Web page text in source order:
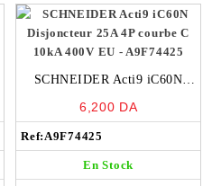
SCHNEIDER Acti9 iC60N
10kA 400V EU – A9F74425
6,200 DA
Ref:A9F74425
En Stock